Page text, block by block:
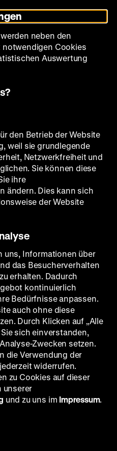
der Stummfilmzeit
- 00.00 Uhr
Petzold, K: Rolf
Manchen, Peter
Monika
auszuhandelnden
und Einzelkämpfertum
sind im Sportfilm
Der seit den
Konrad Petzold, der
Kinder- und
Science-Fiction- und
gemacht hatte, erzählt in
drei Sportler Holger,
Kombination um
Miteinander beginnt,
unter
der solidarische
Probe gestellt.
bei Wettkampf und
dass sich alle in dasselbe
neben den
Cookies
Auswertung
den Betrieb der Website
weil sie grundlegende
Netzwerkfreiheit und
Sie können diese
ihre
ändern. Dies kann sich
der Website
uns, Informationen über
das Besucherverhalten
erhalten. Dadurch
kontinuierlich
Bedürfnisse anpassen.
auch ohne diese
Durch Klicken auf „Alle
sich einverstanden,
Zwecken setzen.
die Verwendung der
widerrufen.
zu Cookies auf dieser
unserer
und zu uns im Impressum.